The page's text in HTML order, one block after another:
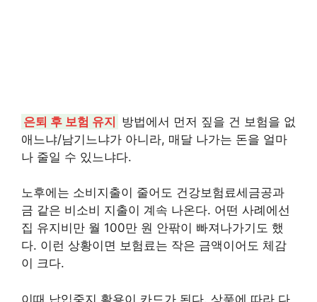
은퇴 후 보험 유지 방법에서 먼저 짚을 건 보험을 없
애느냐/남기느냐가 아니라, 매달 나가는 돈을 얼마
나 줄일 수 있느냐다.
노후에는 소비지출이 줄어도 건강보험료세금공과
금 같은 비소비 지출이 계속 나온다. 어떤 사례에선
집 유지비만 월 100만 원 안팎이 빠져나가기도 했
다. 이런 상황이면 보험료는 작은 금액이어도 체감
이 크다.
이때 납입중지 활용이 카드가 된다. 상품에 따라 다